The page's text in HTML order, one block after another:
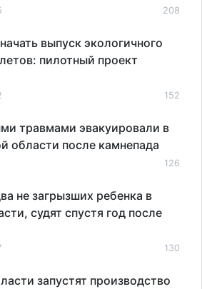
208
выпуск экологичного
пилотный проект
152
травмами эвакуировали в
области после камнепада
126
не загрызших ребенка в
судят спустя год после
130
запустят производство